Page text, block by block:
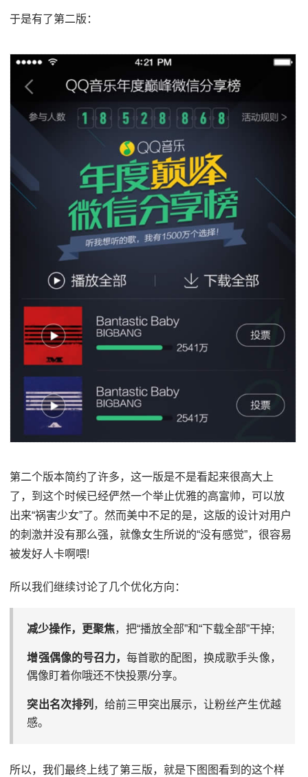
于是有了第二版：
第二个版本简约了许多，这一版是不是看起来很高大上
了，到这个时候已经俨然一个举止优雅的高富帅，可以放
出来“祸害少女”了。然而美中不足的是，这版的设计对用户
的刺激并没有那么强，就像女生所说的“没有感觉”，很容易
被发好人卡啊喂!
所以我们继续讨论了几个优化方向：
减少操作，更聚焦，把“播放全部”和“下载全部”干掉;
增强偶像的号召力， 每首歌的配图，换成歌手头像，
偶像盯着你哦还不快投票/分享。
突出名次排列 ，给前三甲突出展示，让粉丝产生优越
感。
所以，我们最终上线了第三版，就是下图图看到的这个样